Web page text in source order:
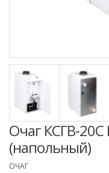
Очаг КСГВ-20C
(напольный)
ОЧАГ